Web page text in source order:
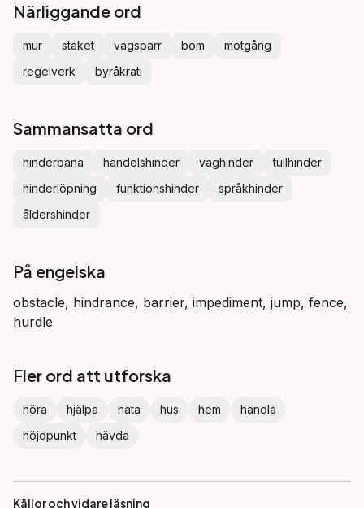
Närliggande ord
mur staket vägspärr bom
motgång
regelverk
byråkrati
Sammansatta ord
hinderbana handelshinder väghinder
tullhinder
hinderlöpning
funktionshinder
språkhinder
åldershinder
På engelska
obstacle, hindrance, barrier, impediment, jump, fence,
hurdle
Fler ord att utforska
höra hjälpa hata hus hem
handla
höjdpunkt
hävda
Källor och vidare läsning